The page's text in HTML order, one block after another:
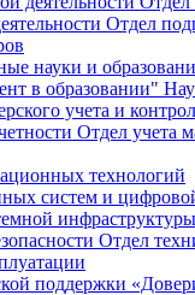
Отдел
науки и
в образовании"
учета и
Отдел учета
технологий
систем и
Отдел
поддержки